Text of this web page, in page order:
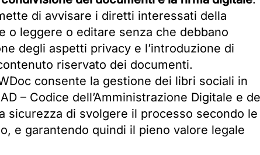
di avvisare i diretti interessati della
o leggere o editare senza che debbano
degli aspetti privacy e l’introduzione di
riservato dei documenti.
consente la gestione dei libri sociali in
– Codice dell’Amministrazione Digitale e
sicurezza di svolgere il processo secondo le
e garantendo quindi il pieno valore legale